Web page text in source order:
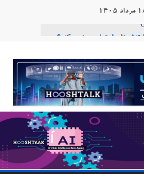
ربات «Aru» محصول شرکت فرانسوی Nio